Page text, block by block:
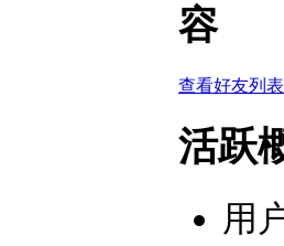
容
查看好友列表
活跃
用